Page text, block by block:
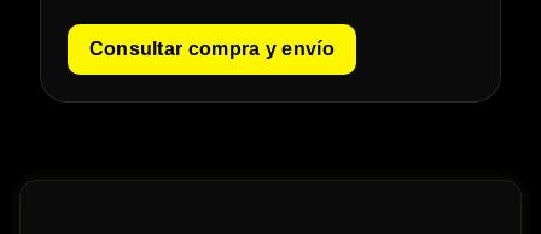
Consultar compra y envío